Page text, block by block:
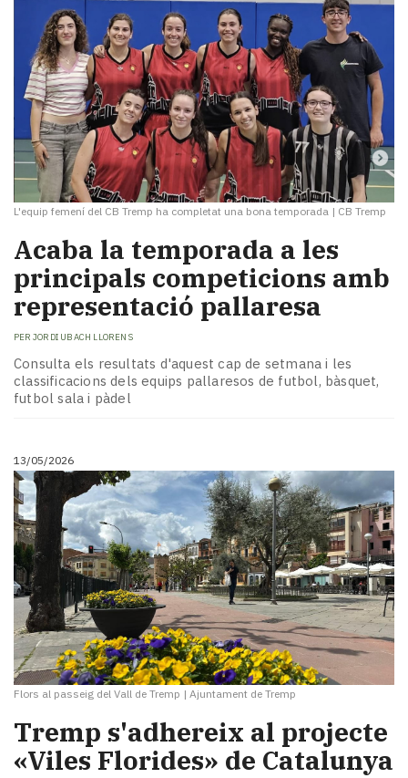
L'equip femení del CB Tremp ha completat una bona temporada | CB Tremp
Acaba la temporada a les
principals competicions amb
representació pallaresa
PER JORDI UBACH LLORENS
Consulta els resultats d'aquest cap de setmana i les
classificacions dels equips pallaresos de futbol, bàsquet,
futbol sala i pàdel
13/05/2026
Flors al passeig del Vall de Tremp | Ajuntament de Tremp
Tremp s'adhereix al projecte
«Viles Florides» de Catalunya